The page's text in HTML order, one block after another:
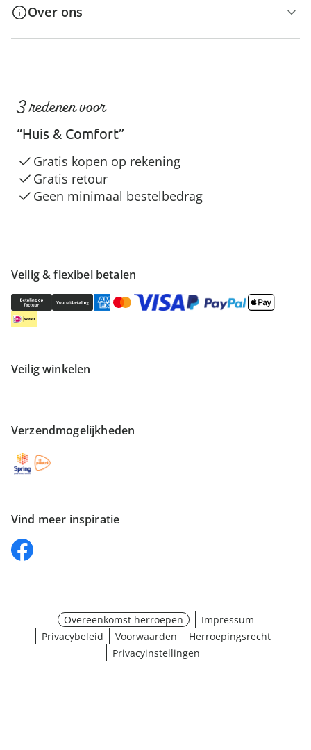
Over ons
Veilig & flexibel betalen
Veilig winkelen
Verzendmogelijkheden
Vind meer inspiratie
3 redenen voor
“Huis & Comfort”
Gratis kopen op rekening
Gratis retour
Geen minimaal bestelbedrag
Overeenkomst herroepen
Impressum
Privacybeleid
Voorwaarden
Herroepingsrecht
Privacyinstellingen